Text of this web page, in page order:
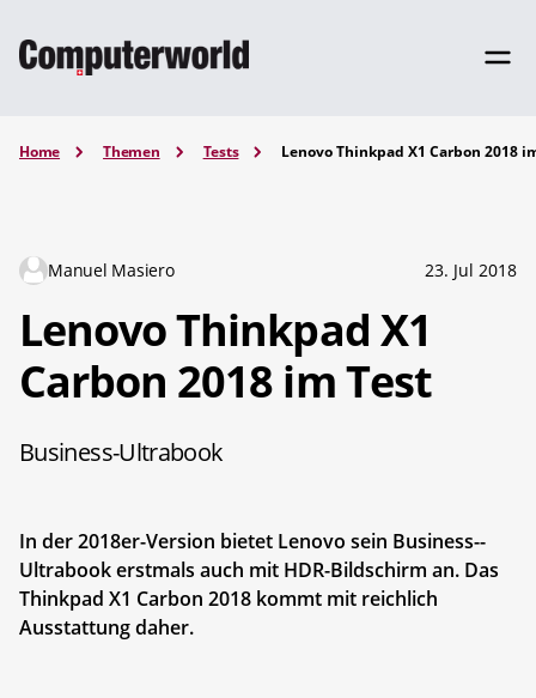
Home Themen Tests Lenovo Thinkpad X1 Carbon 2018
Manuel Masiero 23. Jul 2018
Lenovo Thinkpad X1
Carbon 2018 im Test
Business-Ultrabook
In der 2018er-Version bietet Lenovo sein Business-­
Ultrabook erstmals auch mit HDR-Bildschirm an. Das
Thinkpad X1 Carbon 2018 kommt mit reichlich
Ausstattung daher.